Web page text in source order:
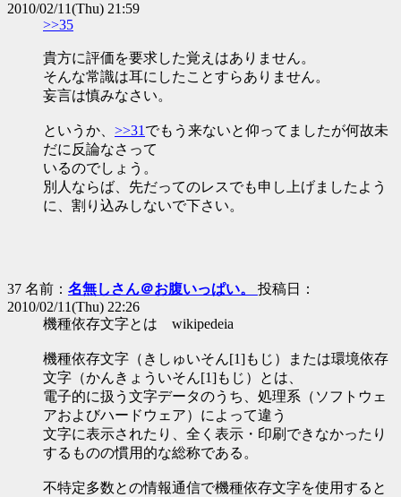
2010/02/11(Thu) 21:59
>>35
貴方に評価を要求した覚えはありません。
そんな常識は耳にしたことすらありません。
妄言は慎みなさい。
というか、 >>31 でもう来ないと仰ってましたが何故未
だに反論なさって
いるのでしょう。
別人ならば、先だってのレスでも申し上げましたよう
に、割り込みしないで下さい。
37 名前： 名無しさん＠お腹いっぱい。 投稿日：
2010/02/11(Thu) 22:26
機種依存文字とは wikipedeia
機種依存文字（きしゅいそん[1]もじ）または環境依存
文字（かんきょういそん[1]もじ）とは、
電子的に扱う文字データのうち、処理系（ソフトウェ
アおよびハードウェア）によって違う
文字に表示されたり、全く表示・印刷できなかったり
するものの慣用的な総称である。
不特定多数との情報通信で機種依存文字を使用すると